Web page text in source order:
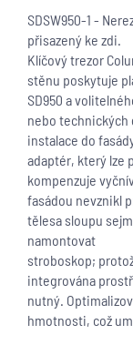
SDSW950-1 -
přisazený ke zdi.
Klíčový trezor
stěnu poskytuje
SD950 a
nebo technických
instalace do
adaptér, který lze
kompenzuje
fasádou nevznikl
tělesa sloupu
namontovat
stroboskop;
integrována
nutný.
hmotnosti, což